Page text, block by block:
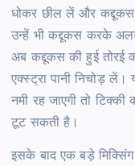
धोकर छील लें और
उन्हें भी कद्दूकस करके
अब कद्दूकस की हुई
एक्स्ट्रा पानी निचोड़
नमी रह जाएगी तो
टूट सकती है।
इसके बाद एक बड़े